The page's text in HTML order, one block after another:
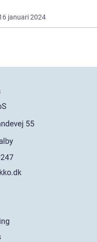
januari 2024